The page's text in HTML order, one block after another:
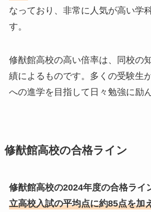
なっており、非常に人気が高い学
す。
修猷館高校の高い倍率は、同校の
績によるものです。多くの受験生
への進学を目指して日々勉強に励
修猷館高校の合格ライン
修猷館高校の2024年度の合格ライ
立高校入試の平均点に約85点を加